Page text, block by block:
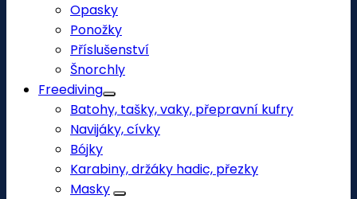
Opasky
Ponožky
Příslušenství
Šnorchly
Freediving
Batohy, tašky, vaky, přepravní kufry
Navijáky, cívky
Bójky
Karabiny, držáky hadic, přezky
Masky